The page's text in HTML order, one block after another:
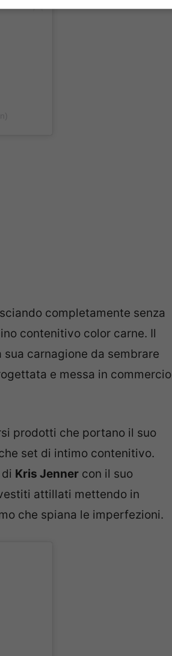
completamente senza
contenitivo color carne. Il
carnagione da sembrare
e messa in commercio
prodotti che portano il suo
set di intimo contenitivo.
Kris Jenner con il suo
attillati mettendo in
che spiana le imperfezioni.